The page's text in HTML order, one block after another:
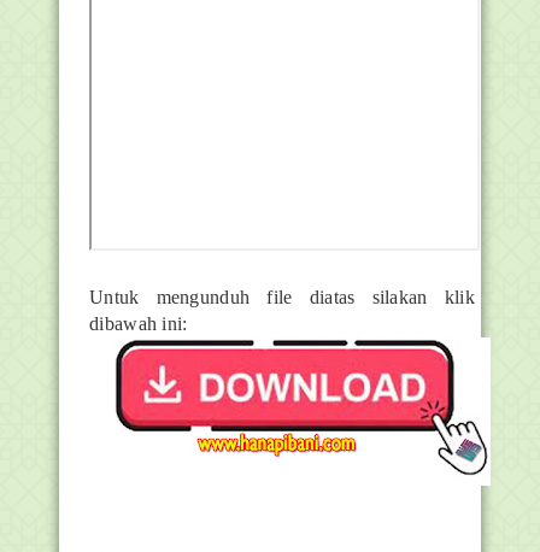
Untuk mengunduh file diatas silakan klik
dibawah ini: